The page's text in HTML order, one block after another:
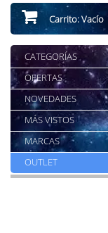
Carrito:Vacío
CATEGORÍAS
OFERTAS
NOVEDADES
MÁS VISTOS
MARCAS
OUTLET